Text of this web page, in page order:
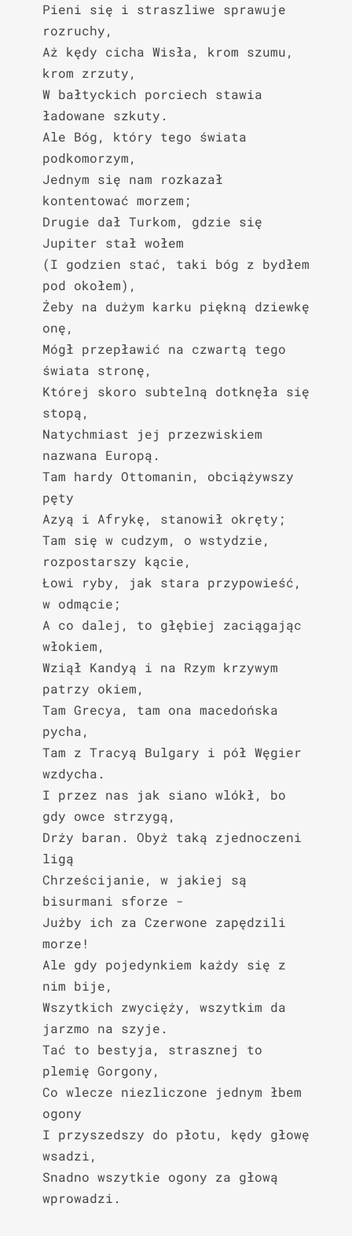
Pieni się i straszliwe sprawuje
rozruchy,
Aż kędy cicha Wisła, krom szumu,
krom zrzuty,
W bałtyckich porciech stawia
ładowane szkuty.
Ale Bóg, który tego świata
podkomorzym,
Jednym się nam rozkazał
kontentować morzem;
Drugie dał Turkom, gdzie się
Jupiter stał wołem
(I godzien stać, taki bóg z bydłem
pod okołem),
Żeby na dużym karku piękną dziewkę
onę,
Mógł przepławić na czwartą tego
świata stronę,
Której skoro subtelną dotknęła się
stopą,
Natychmiast jej przezwiskiem
nazwana Europą.
Tam hardy Ottomanin, obciążywszy
pęty
Azyą i Afrykę, stanowił okręty;
Tam się w cudzym, o wstydzie,
rozpostarszy kącie,
Łowi ryby, jak stara przypowieść,
w odmącie;
A co dalej, to głębiej zaciągając
włokiem,
Wziął Kandyą i na Rzym krzywym
patrzy okiem,
Tam Grecya, tam ona macedońska
pycha,
Tam z Tracyą Bulgary i pół Węgier
wzdycha.
I przez nas jak siano wlókł, bo
gdy owce strzygą,
Drży baran. Obyż taką zjednoczeni
ligą
Chrześcijanie, w jakiej są
bisurmani sforze -
Jużby ich za Czerwone zapędzili
morze!
Ale gdy pojedynkiem każdy się z
nim bije,
Wszytkich zwycięży, wszytkim da
jarzmo na szyje.
Tać to bestyja, strasznej to
plemię Gorgony,
Co wlecze niezliczone jednym łbem
ogony
I przyszedszy do płotu, kędy głowę
wsadzi,
Snadno wszytkie ogony za głową
wprowadzi.